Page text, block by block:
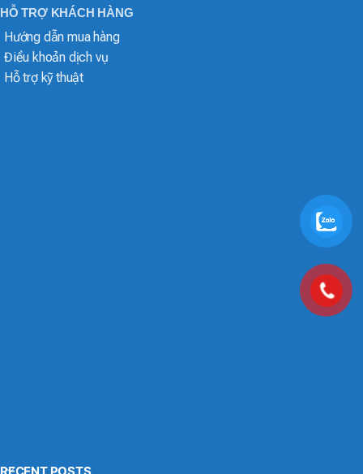
HỖ TRỢ KHÁCH HÀNG
Hướng dẫn mua hàng
Điều khoản dịch vụ
Hỗ trợ kỹ thuật